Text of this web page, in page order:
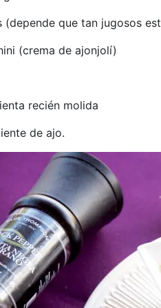
(depende que tan jugosos
(crema de ajonjolí)
recién molida
de ajo.